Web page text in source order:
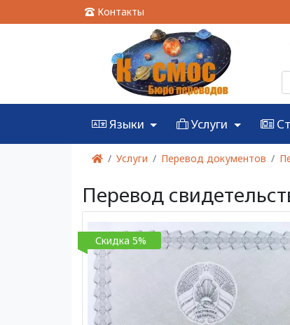
Контакты
Языки Услуги
Услуги Перевод документов
Перевод
Скидка 5%